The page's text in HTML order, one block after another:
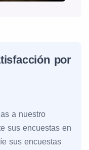
por
a nuestro
sus encuestas en
sus encuestas